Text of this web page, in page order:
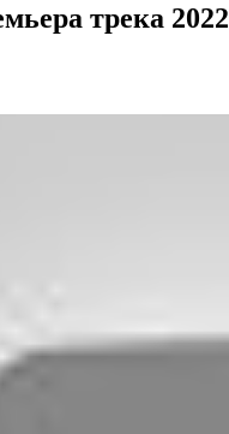
трека 2022